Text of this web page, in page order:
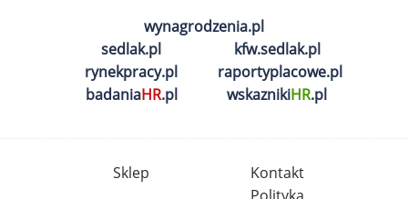
wynagrodzenia.pl
sedlak.pl
kfw.sedlak.pl
rynekpracy.pl
raportyplacowe.pl
badaniaHR.pl wskaznikiHR.pl
Sklep
Kontakt